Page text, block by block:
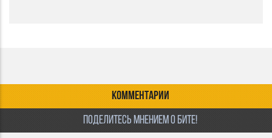
КОММЕНТАРИИ
ПОДЕЛИТЕСЬ МНЕНИЕМ О БИТЕ!